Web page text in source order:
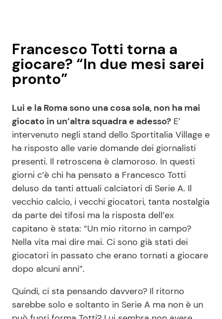
Francesco Totti torna a
giocare? “In due mesi sarei
pronto”
Lui e la Roma sono una cosa sola, non ha mai
giocato in un’altra squadra e adesso? E’
intervenuto negli stand dello Sportitalia Village e
ha risposto alle varie domande dei giornalisti
presenti. Il retroscena è clamoroso. In questi
giorni c’è chi ha pensato a Francesco Totti
deluso da tanti attuali calciatori di Serie A. Il
vecchio calcio, i vecchi giocatori, tanta nostalgia
da parte dei tifosi ma la risposta dell’ex
capitano è stata: “Un mio ritorno in campo?
Nella vita mai dire mai. Ci sono già stati dei
giocatori in passato che erano tornati a giocare
dopo alcuni anni”.
Quindi, ci sta pensando davvero? Il ritorno
sarebbe solo e soltanto in Serie A ma non è un